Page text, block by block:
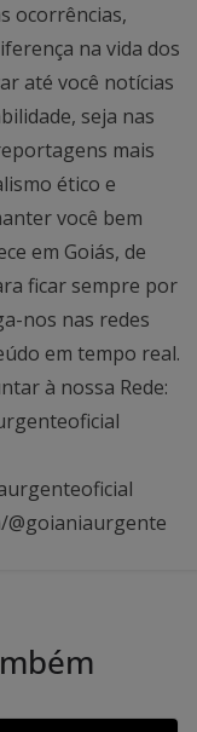
ocorrências,
na vida dos
até você notícias
seja nas
mais
ético e
você bem
em Goiás, de
ficar sempre por
nos nas redes
em tempo real.
à nossa Rede:
@goianiaurgente